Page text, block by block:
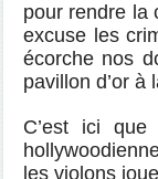
pour rendre la
excuse les
écorche nos
pavillon d’or à
C’est ici
les violons